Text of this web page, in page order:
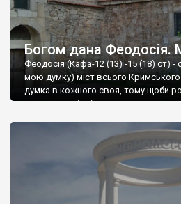
Богом дана Феодосія.
Феодосія (Кафа-12 (13) -15 (18) ст) -
мою думку) міст всього
думка в кожного своя, тому щоби
запрошую відвідати це